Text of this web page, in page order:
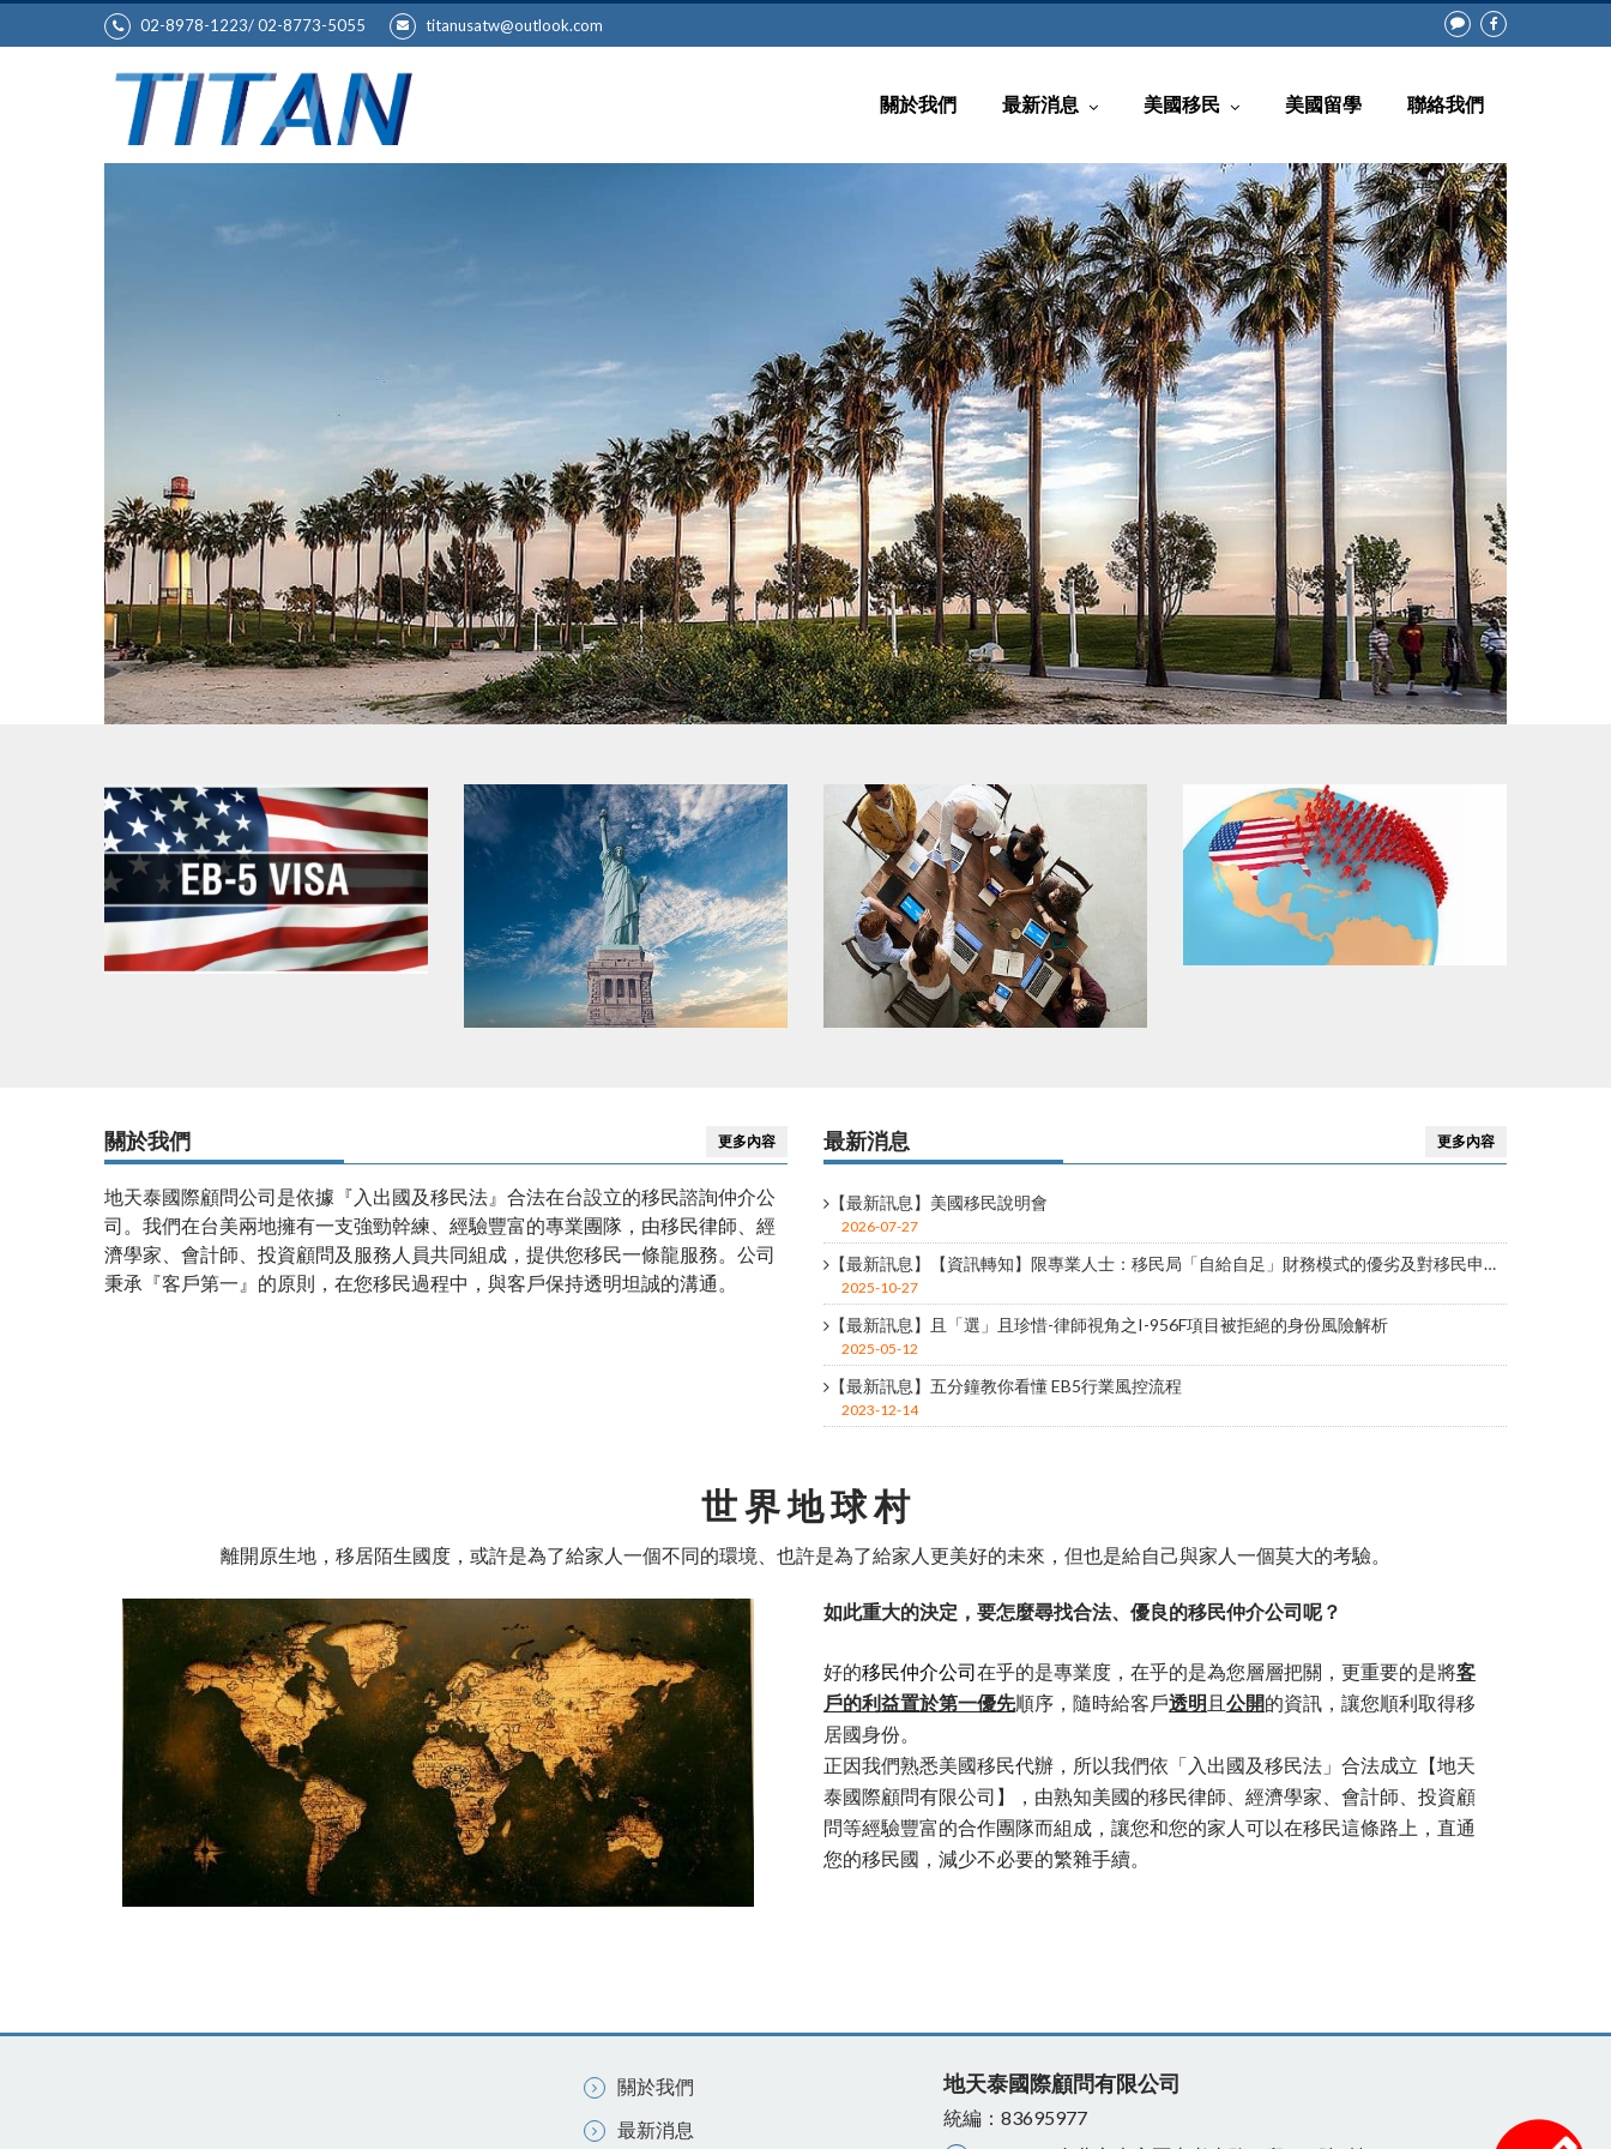
02-8978-1223/ 02-8773-5055 titanusatw@outlook.com
關於我們 最新消息 美國移民 美國留學 聯絡我們
關於我們 更多內容
地天泰國際顧問公司是依據『入出國及移民法』合法在台設立的移民諮詢仲介公
司。我們在台美兩地擁有一支強勁幹練、經驗豐富的專業團隊，由移民律師、經
濟學家、會計師、投資顧問及服務人員共同組成，提供您移民一條龍服務。公司
秉承『客戶第一』的原則，在您移民過程中，與客戶保持透明坦誠的溝通。
最新消息 更多內容
【最新訊息】美國移民說明會
2026-07-27
【最新訊息】【資訊轉知】限專業人士：移民局「自給自足」財務模式的優劣及對移民申請的影響
2025-10-27
【最新訊息】且「選」且珍惜-律師視角之I-956F項目被拒絕的身份風險解析
2025-05-12
【最新訊息】五分鐘教你看懂 EB5行業風控流程
2023-12-14
世 界 地 球 村
離開原生地，移居陌生國度，或許是為了給家人一個不同的環境、也許是為了給家人更美好的未來，但也是給自己與家人一個莫大的考驗。
如此重大的決定，要怎麼尋找合法、優良的移民仲介公司呢？
好的移民仲介公司 在乎的是專業度，在乎的是為您層層把關，更重要的是將客
戶的利益置於第一優先順序，隨時給客戶透明 且 公開的資訊，讓您順利取得移
居國身份。
正因我們熟悉美國移民代辦，所以我們依「入出國及移民法」合法成立【地天
泰國際顧問有限公司】，由熟知美國的移民律師、經濟學家、會計師、投資顧
問等經驗豐富的合作團隊而組成，讓您和您的家人可以在移民這條路上，直通
您的移民國，減少不必要的繁雜手續。
關於我們
最新消息
地天泰國際顧問有限公司
統編：83695977